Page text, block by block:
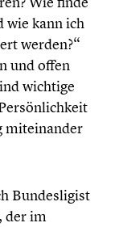
wie kann ich
werden?“
und offen
wichtige
mitein­an­der
Bundes­li­gist
der im